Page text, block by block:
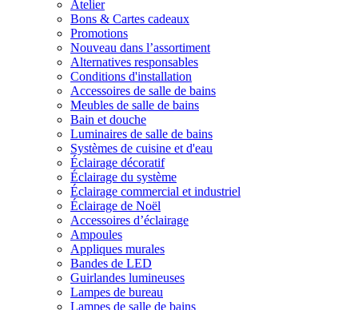
Atelier
Bons & Cartes cadeaux
Promotions
Nouveau dans l’assortiment
Alternatives responsables
Conditions d'installation
Accessoires de salle de bains
Meubles de salle de bains
Bain et douche
Luminaires de salle de bains
Systèmes de cuisine et d'eau
Éclairage décoratif
Éclairage du système
Éclairage commercial et industriel
Éclairage de Noël
Accessoires d’éclairage
Ampoules
Appliques murales
Bandes de LED
Guirlandes lumineuses
Lampes de bureau
Lampes de salle de bains